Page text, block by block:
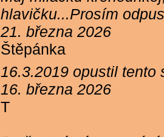
hlavičku...Prosím
21. března 2026
Štěpánka
16.3.2019 opustil
16. března 2026
T